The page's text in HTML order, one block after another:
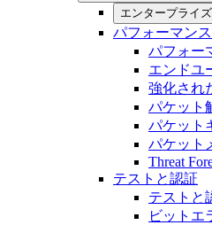
エンタープライ
パフォーマン
パフォー
エンドユ
強化され
パケット
パケット
パケット
Threat
テストと認証
テストと
ビットエ